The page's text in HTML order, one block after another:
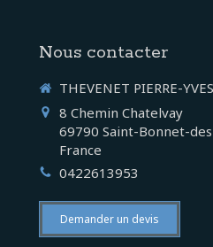
Nous contacter
THEVENET PIERRE-YVES
8 Chemin Chatelvay
69790 Saint-Bonnet-
France
0422613953
Demander un devis